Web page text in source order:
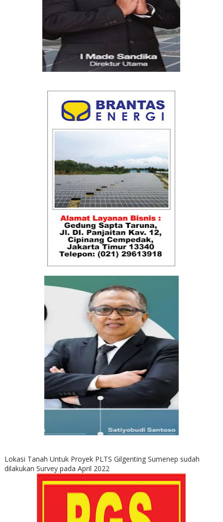
Lokasi Tanah Untuk Proyek PLTS Gilgenting Sumenep sudah
dilakukan Survey pada April 2022